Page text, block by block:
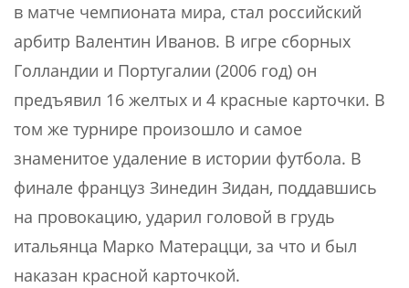
в матче чемпионата мира, стал российский
арбитр Валентин Иванов. В игре сборных
Голландии и Португалии (2006 год) он
предъявил 16 желтых и 4 красные карточки. В
том же турнире произошло и самое
знаменитое удаление в истории футбола. В
финале француз Зинедин Зидан, поддавшись
на провокацию, ударил головой в грудь
итальянца Марко Матерацци, за что и был
наказан красной карточкой.